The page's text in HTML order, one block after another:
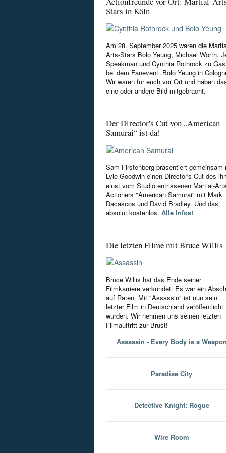
Stars in Köln
Am 28. September 2025 waren die
Arts-Stars Bolo Yeung, Michael Worth,
Speakman und Cynthia Rothrock zu
bei dem Fanevent „Bolo Yeung in
Wir waren für euch vor Ort und haben
eine oder andere Bild mitgebracht.
Der Director's Cut von „American
Samurai“ ist da!
Sam Firstenberg präsentiert gemeinsam
Lyle Goodwin einen Director's Cut des
einst vom Studio entrissenen Martial-
Actioners "American Samurai" mit Mark
Dacascos und David Bradley. Und das
absolut kostenlos. Alle Infos!
Die letzten Filme mit Bruce Willis
Bruce Willis hat das Ende seiner
Filmkarriere verkündet. Es war ein
auf Raten. Mit "Assassin" ist nun sein
letzter Film in Deutschland veröffentlicht
wurden. Wir nehmen uns seinen letzten
Filmauftritt zur Brust!
Assassin - Every Body is a Weapon
Paradise City
Detective Knight: Rogue
Wire Room